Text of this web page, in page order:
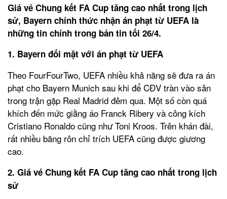
Giá vé Chung kết FA Cup tăng cao nhất trong lịch
sử, Bayern chính thức nhận án phạt từ UEFA là
những tin chính trong bản tin tối 26/4.
1. Bayern đối mặt với án phạt từ UEFA
Theo FourFourTwo, UEFA nhiều khả năng sẽ đưa ra án
phạt cho Bayern Munich sau khi để CĐV tràn vào sân
trong trận gặp Real Madrid đêm qua. Một số còn quá
khích đến mức giằng áo Franck Ribery và công kích
Cristiano Ronaldo cũng như Toni Kroos. Trên khán đài,
rất nhiều băng rôn chỉ trích UEFA cũng được giương
cao.
2. Giá vé Chung kết FA Cup tăng cao nhất trong lịch
sử